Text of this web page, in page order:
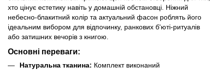
хто цінує естетику навіть у домашній обстановці. Ніжний
небесно-блакитний колір та актуальний фасон роблять його
ідеальним вибором для відпочинку, ранкових б'юті-ритуалів
або затишних вечорів з книгою.
Основні переваги:
Натуральна тканина: Комплект виконаний